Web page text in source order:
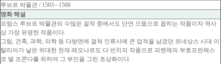
루브르 박물관 / 1503∼1506
명화 해설
프랑스 루브르 박물관의 수많은 걸작 중에서도 단연 으뜸으로 꼽히는 작품이자 역사
상 가장 유명한 작품이다.
그림, 건축, 과학, 의학 등 다방면에 걸쳐 인류사에 큰 업적을 남겼던 르네상스 시대 이
탈리아가 낳은 위대한 천재 레오나르도 다 빈치의 작품으로 피렌체의 부호프란체스
코 델 조콘다를 위하여 그 부인을 그린 초상화이다.